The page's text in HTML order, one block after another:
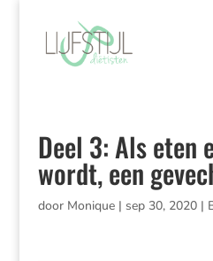
Deel 3: Als eten
wordt, een
door Monique| sep 30, 2020|